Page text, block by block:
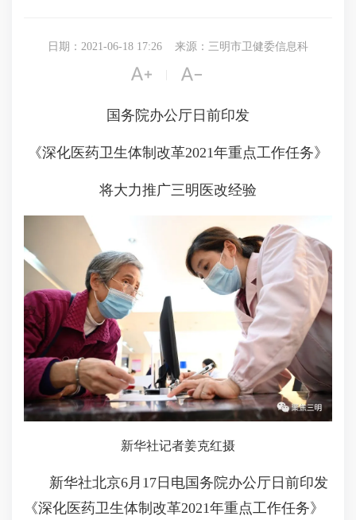
日期：2021-06-18 17:26 来源：三明市卫健委信息科
 
国务院办公厅 日前印发
《深化医药卫生体制改革2021年重点工作任务》
将大力推广三明医改经验
新华社记者姜克红摄
新华社北京6月17日电国务院办公厅日前印发
《深化医药卫生体制改革2021年重点工作任务》